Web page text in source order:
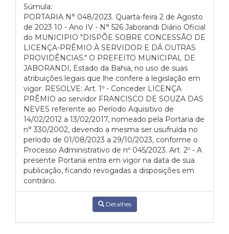
Súmula:
PORTARIA N° 048/2023. Quarta-feira 2 de Agosto
de 2023 10 - Ano IV - N° 526 Jaborandi Diário Oficial
do MUNICIPIO "DISPÕE SOBRE CONCESSÃO DE
LICENÇA-PRÊMIO À SERVIDOR E DÁ OUTRAS
PROVIDÊNCIAS." O PREFEITO MUNICIPAL DE
JABORANDI, Estado da Bahia, no uso de suas
atribuições legais que lhe confere a legislação em
vigor. RESOLVE: Art. 1º - Conceder LICENÇA
PRÊMIO ao servidor FRANCISCO DE SOUZA DAS
NEVES referente ao Período Aquisitivo de
14/02/2012 a 13/02/2017, nomeado pela Portaria de
n° 330/2002, devendo a mesma ser usufruída no
período de 01/08/2023 a 29/10/2023, conforme o
Processo Administrativo de nº 045/2023. Art. 2º - A
presente Portaria entra em vigor na data de sua
publicação, ficando revogadas a disposições em
contrário.
Detalhes